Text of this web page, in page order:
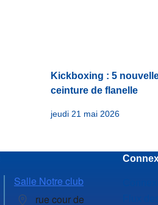
Kickboxing : 5
ceinture de flanelle
jeudi 21 mai 2026
Salle Notre club
rue cour de